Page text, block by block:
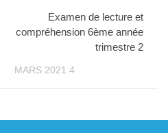
Examen de lecture et
compréhension 6ème année
trimestre 2
4 MARS 2021